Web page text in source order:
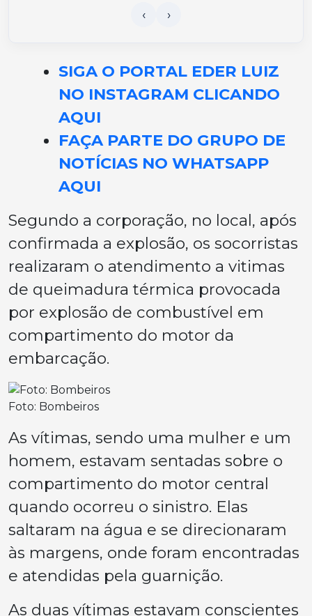
SIGA O PORTAL EDER LUIZ
NO INSTAGRAM CLICANDO
AQUI
FAÇA PARTE DO GRUPO DE
NOTÍCIAS NO WHATSAPP
AQUI
Segundo a corporação, no local, após
confirmada a explosão, os socorristas
realizaram o atendimento a vitimas
de queimadura térmica provocada
por explosão de combustível em
compartimento do motor da
embarcação.
Foto: Bombeiros
As vítimas, sendo uma mulher e um
homem, estavam sentadas sobre o
compartimento do motor central
quando ocorreu o sinistro. Elas
saltaram na água e se direcionaram
às margens, onde foram encontradas
e atendidas pela guarnição.
As duas vítimas estavam conscientes